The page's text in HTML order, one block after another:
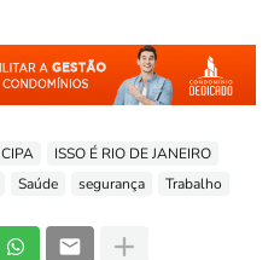
CIPA
ISSO É RIO DE JANEIRO
Saúde segurança Trabalho